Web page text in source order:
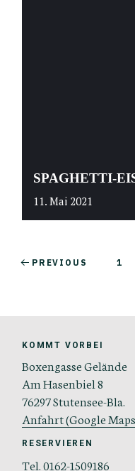
SPAGHETTI-
11. Mai 2021
PREVIOUS 1
KOMMT VORBEI
Boxengasse Gelände
Am Hasenbiel 8
76297 Stutensee-Bla.
Anfahrt (Google
RESERVIEREN
Tel. 0162-1509186